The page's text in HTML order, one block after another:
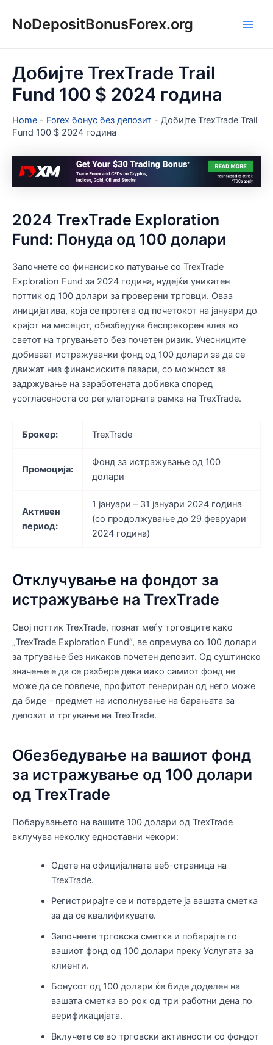
NoDepositBonusForex.org
Добијте TrexTrade Trail
Fund 100 $ 2024 година
Home - Forex бонус без депозит - Добијте TrexTrade Trail
Fund 100 $ 2024 година
2024 TrexTrade Exploration
Fund: Понуда од 100 долари
Започнете со финансиско патување со TrexTrade
Exploration Fund за 2024 година, нудејќи уникатен
поттик од 100 долари за проверени трговци. Оваа
иницијатива, која се протега од почетокот на јануари до
крајот на месецот, обезбедува беспрекорен влез во
светот на тргувањето без почетен ризик. Учесниците
добиваат истражувачки фонд од 100 долари за да се
движат низ финансиските пазари, со можност за
задржување на заработената добивка според
усогласеноста со регулаторната рамка на TrexTrade.
Брокер: TrexTrade
Промоција:
Фонд за истражување од 100
долари
Активен
период:
1 јануари – 31 јануари 2024 година
(со продолжување до 29 февруари
2024 година)
Отклучување на фондот за
истражување на TrexTrade
Овој поттик TrexTrade, познат меѓу трговците како
„TrexTrade Exploration Fund“, ве опремува со 100 долари
за тргување без никаков почетен депозит. Од суштинско
значење е да се разбере дека иако самиот фонд не
може да се повлече, профитот генериран од него може
да биде – предмет на исполнување на барањата за
депозит и тргување на TrexTrade.
Обезбедување на вашиот фонд
за истражување од 100 долари
од TrexTrade
Побарувањето на вашите 100 долари од TrexTrade
вклучува неколку едноставни чекори:
Одете на официјалната веб-страница на
TrexTrade.
Регистрирајте се и потврдете ја вашата сметка
за да се квалификувате.
Започнете трговска сметка и побарајте го
вашиот фонд од 100 долари преку Услугата за
клиенти.
Бонусот од 100 долари ќе биде доделен на
вашата сметка во рок од три работни дена по
верификацијата.
Вклучете се во трговски активности со фондот